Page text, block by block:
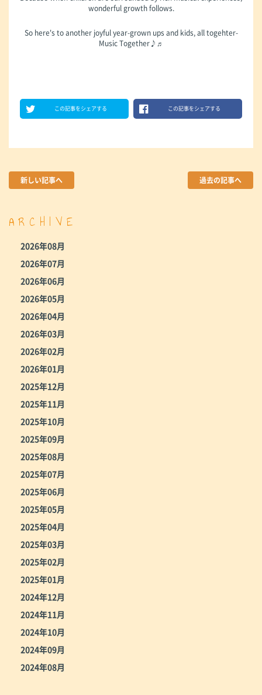
wonderful growth follows.
So here's to another joyful year-grown ups and kids, all togehter-
Music Together♪♬
この記事をシェアする この記事をシェアする
新しい記事へ 過去の記事へ
ARCHIVE
2026年08月
2026年07月
2026年06月
2026年05月
2026年04月
2026年03月
2026年02月
2026年01月
2025年12月
2025年11月
2025年10月
2025年09月
2025年08月
2025年07月
2025年06月
2025年05月
2025年04月
2025年03月
2025年02月
2025年01月
2024年12月
2024年11月
2024年10月
2024年09月
2024年08月